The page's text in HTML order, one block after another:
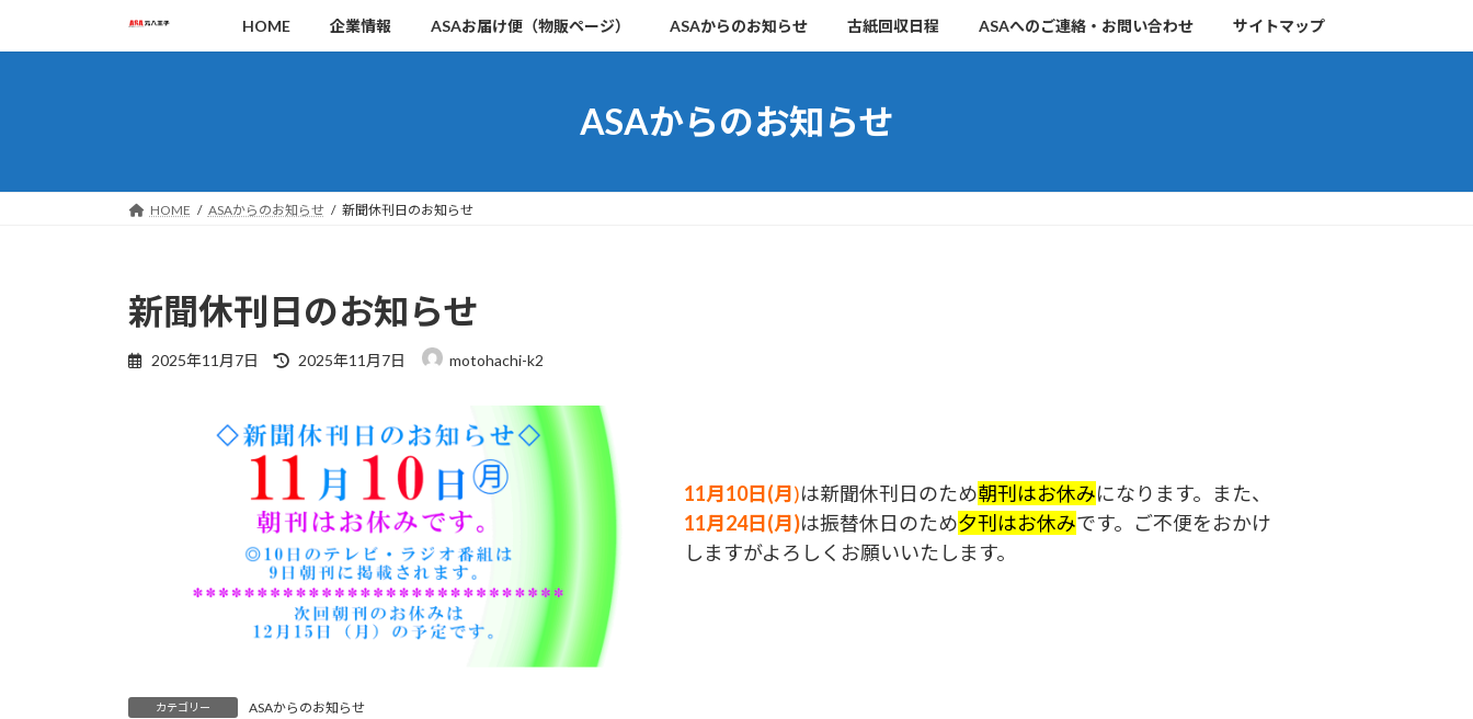
キ
に
HOME 企業情報 ASAお届け便（物販ページ） ASAからのお知らせ 古紙回収日程 ASAへのご連絡・お問い合わせ サイトマップ
ASAからのお知らせ
HOME ASAからのお知らせ 新聞休刊日のお知らせ
新聞休刊日のお知らせ
2025年11月7日
最
新
日
2025年11月7日 motohachi-k2
11月10日(月)は新聞休刊日のため朝刊はお休みになります。また、
11月24日(月)は振替休日のため夕刊はお休みです。ご不便をおかけ
しますがよろしくお願いいたします。
カテゴリー ASAからのお知らせ